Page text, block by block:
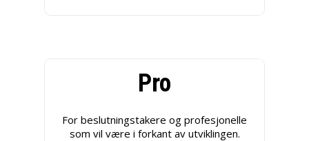
Pro
For beslutningstakere og profesjonelle
som vil være i forkant av utviklingen.